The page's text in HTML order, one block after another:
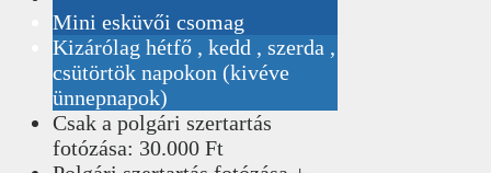
Mini esküvői csomag
Kizárólag hétfő , kedd , szerda ,
csütörtök napokon (kivéve
ünnepnapok)
Csak a polgári szertartás
fotózása: 30.000 Ft